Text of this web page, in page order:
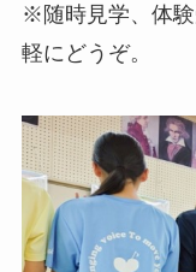
※随時見学、体
軽にどうぞ。